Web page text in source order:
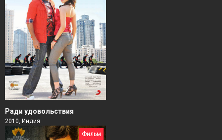
Ради удовольствия
2010, Индия
Фильм